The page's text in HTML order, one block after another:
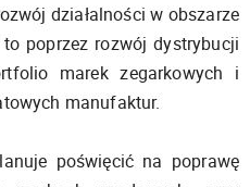
działalności w obszarze
poprzez rozwój dystrybucji
marek zegarkowych i
manufaktur.
poświęcić na poprawę